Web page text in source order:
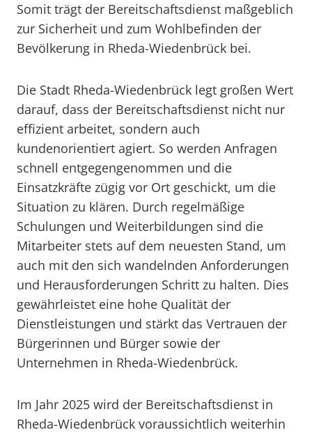
Somit trägt der Bereitschaftsdienst maßgeblich
zur Sicherheit und zum Wohlbefinden der
Bevölkerung in Rheda-Wiedenbrück bei.
Die Stadt Rheda-Wiedenbrück legt großen Wert
darauf, dass der Bereitschaftsdienst nicht nur
effizient arbeitet, sondern auch
kundenorientiert agiert. So werden Anfragen
schnell entgegengenommen und die
Einsatzkräfte zügig vor Ort geschickt, um die
Situation zu klären. Durch regelmäßige
Schulungen und Weiterbildungen sind die
Mitarbeiter stets auf dem neuesten Stand, um
auch mit den sich wandelnden Anforderungen
und Herausforderungen Schritt zu halten. Dies
gewährleistet eine hohe Qualität der
Dienstleistungen und stärkt das Vertrauen der
Bürgerinnen und Bürger sowie der
Unternehmen in Rheda-Wiedenbrück.
Im Jahr 2025 wird der Bereitschaftsdienst in
Rheda-Wiedenbrück voraussichtlich weiterhin